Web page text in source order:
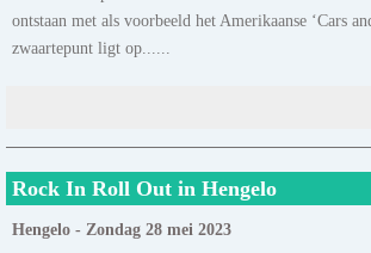
ontstaan met als voorbeeld het Amerikaanse ‘Cars
zwaartepunt ligt op......
Rock In Roll Out in Hengelo
Hengelo - Zondag 28 mei 2023